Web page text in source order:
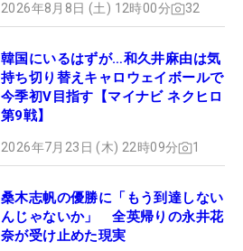
2026年8月8日 (土) 12時00分 32
韓国にいるはずが…和久井麻由は気
持ち切り替えキャロウェイボールで
今季初V目指す【マイナビ ネクヒロ
第9戦】
2026年7月23日 (木) 22時09分 1
桑木志帆の優勝に「もう到達しない
んじゃないか」 全英帰りの永井花
奈が受け止めた現実